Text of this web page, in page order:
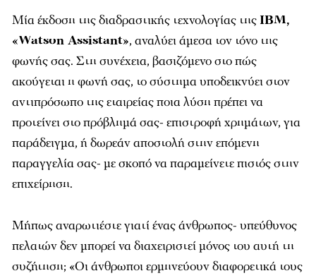
Μία έκδοση της διαδραστικής τεχνολογίας της IBM,
«Watson Assistant», αναλύει άμεσα τον τόνο της
φωνής σας. Στη συνέχεια, βασιζόμενο στο πώς
ακούγεται η φωνή σας, το σύστημα υποδεικνύει στον
αντιπρόσωπο της εταιρείας ποια λύση πρέπει να
προτείνει στο πρόβλημά σας- επιστροφή χρημάτων, για
παράδειγμα, ή δωρεάν αποστολή στην επόμενη
παραγγελία σας- με σκοπό να παραμείνετε πιστός στην
επιχείρηση.
Μήπως αναρωτιέστε γιατί ένας άνθρωπος- υπεύθυνος
πελατών δεν μπορεί να διαχειριστεί μόνος του αυτή τη
συζήτηση; «Οι άνθρωποι ερμηνεύουν διαφορετικά τους